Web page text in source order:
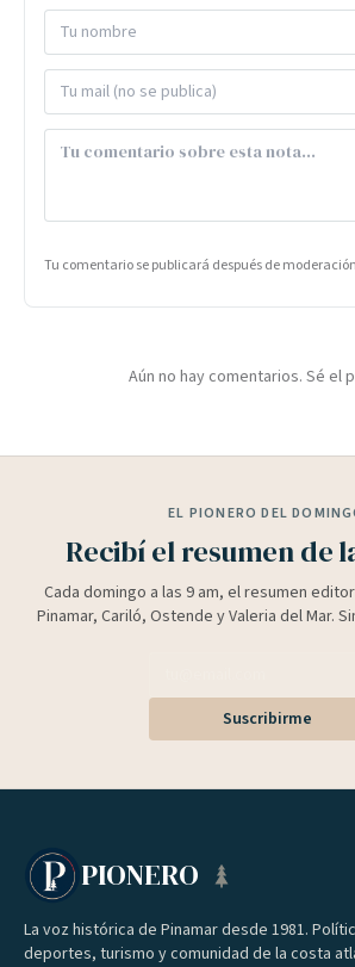
Tu comentario se publicará después de
Aún no hay comentarios. Sé el
EL PIONERO DEL
Recibí el resumen de
Cada domingo a las 9 am, el resumen
Pinamar, Cariló, Ostende y Valeria del Mar.
Suscribirme
PIONERO
La voz histórica de Pinamar desde 1981.
deportes, turismo y comunidad de la costa